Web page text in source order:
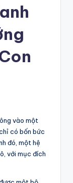
vào một
có bốn bức
đó, một hệ
với mục đích